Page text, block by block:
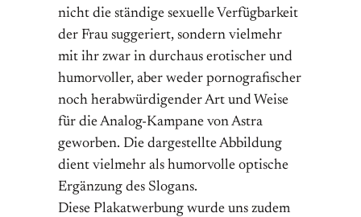
nicht die ständige sexuelle Verfügbarkeit
der Frau suggeriert, sondern vielmehr
mit ihr zwar in durchaus erotischer und
humorvoller, aber weder pornografischer
noch herabwürdigender Art und Weise
für die Analog-Kampane von Astra
geworben. Die dargestellte Abbildung
dient vielmehr als humorvolle optische
Ergänzung des Slogans.
Diese Plakatwerbung wurde uns zudem